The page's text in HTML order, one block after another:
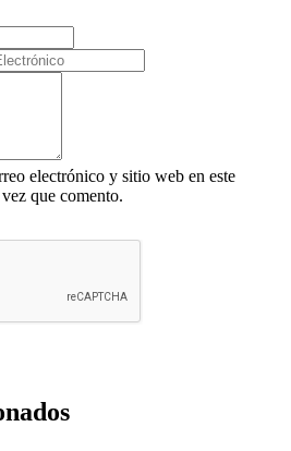
electrónico y sitio web en este
que comento.